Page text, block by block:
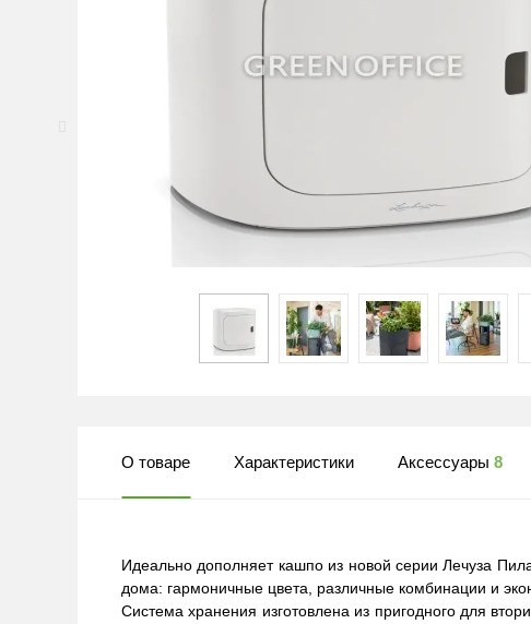
О товаре Характеристики Аксессуары 8
Идеально дополняет кашпо из новой серии Лечуза
дома: гармоничные цвета, различные комбинации и
Система хранения изготовлена из пригодного для